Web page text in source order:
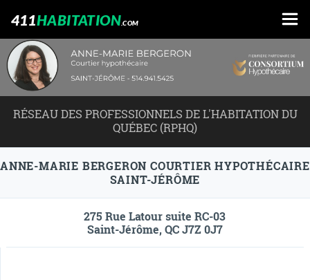
411HABITATION.COM
RÉSEAU DES PROFESSIONNELS DE L'HABITATION DU
QUÉBEC (RPHQ)
ANNE-MARIE BERGERON COURTIER HYPOTHÉCAIRE
SAINT-JÉRÔME
275 Rue Latour suite RC-03
Saint-Jérôme, QC J7Z 0J7